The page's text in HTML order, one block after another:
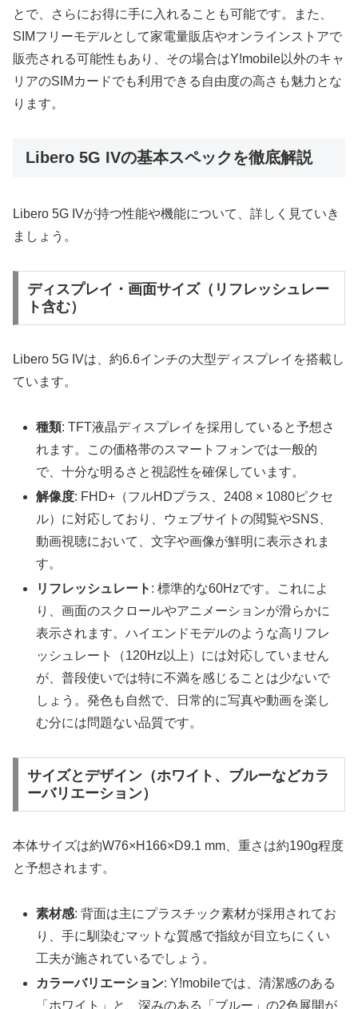
とで、さらにお得に手に入れることも可能です。また、
SIMフリーモデルとして家電量販店やオンラインストアで
販売される可能性もあり、その場合はY!mobile以外のキャ
リアのSIMカードでも利用できる自由度の高さも魅力とな
ります。
Libero 5G IVの基本スペックを徹底解説
Libero 5G IVが持つ性能や機能について、詳しく見ていき
ましょう。
ディスプレイ・画面サイズ（リフレッシュレー
ト含む）
Libero 5G IVは、約6.6インチの大型ディスプレイを搭載し
ています。
種類: TFT液晶ディスプレイを採用していると予想さ
れます。この価格帯のスマートフォンでは一般的
で、十分な明るさと視認性を確保しています。
解像度: FHD+（フルHDプラス、2408 × 1080ピクセ
ル）に対応しており、ウェブサイトの閲覧やSNS、
動画視聴において、文字や画像が鮮明に表示されま
す。
リフレッシュレート : 標準的な60Hzです。これによ
り、画面のスクロールやアニメーションが滑らかに
表示されます。ハイエンドモデルのような高リフレ
ッシュレート（120Hz以上）には対応していません
が、普段使いでは特に不満を感じることは少ないで
しょう。発色も自然で、日常的に写真や動画を楽し
む分には問題ない品質です。
サイズとデザイン（ホワイト、ブルーなどカラ
ーバリエーション）
本体サイズは約W76×H166×D9.1 mm、重さは約190g程度
と予想されます。
素材感: 背面は主にプラスチック素材が採用されてお
り、手に馴染むマットな質感で指紋が目立ちにくい
工夫が施されているでしょう。
カラーバリエーション: Y!mobileでは、清潔感のある
「ホワイト」と、深みのある「ブルー」の2色展開が